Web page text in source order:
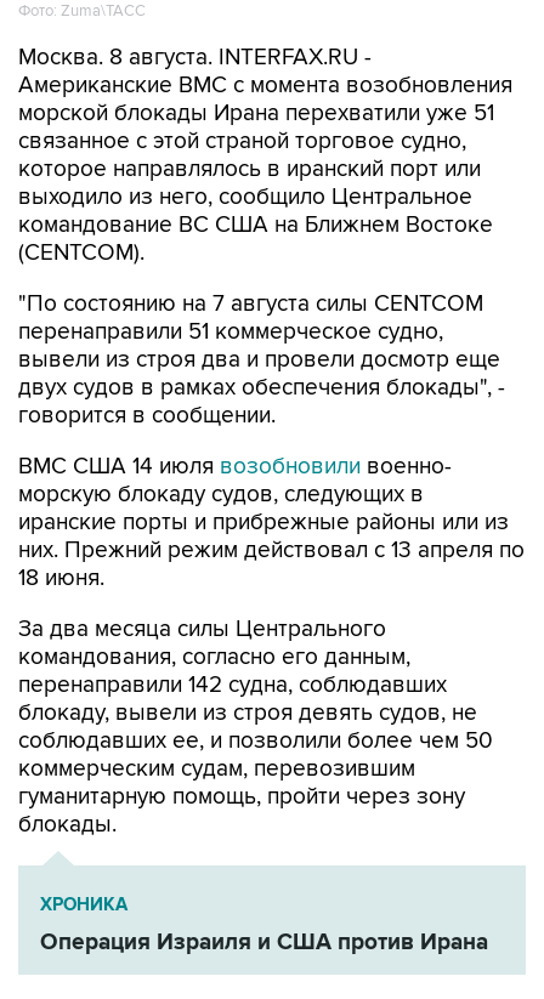
Фото: Zuma\ТАСС
Москва. 8 августа. INTERFAX.RU -
Американские ВМС с момента возобновления
морской блокады Ирана перехватили уже 51
связанное с этой страной торговое судно,
которое направлялось в иранский порт или
выходило из него, сообщило Центральное
командование ВС США на Ближнем Востоке
(CENTCOM).
"По состоянию на 7 августа силы CENTCOM
перенаправили 51 коммерческое судно,
вывели из строя два и провели досмотр еще
двух судов в рамках обеспечения блокады", -
говорится в сообщении.
ВМС США 14 июля возобновили военно-
морскую блокаду судов, следующих в
иранские порты и прибрежные районы или из
них. Прежний режим действовал с 13 апреля по
18 июня.
За два месяца силы Центрального
командования, согласно его данным,
перенаправили 142 судна, соблюдавших
блокаду, вывели из строя девять судов, не
соблюдавших ее, и позволили более чем 50
коммерческим судам, перевозившим
гуманитарную помощь, пройти через зону
блокады.
ХРОНИКА
Операция Израиля и США против Ирана